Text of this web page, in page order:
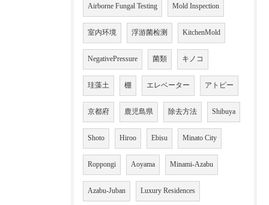
Airborne Fungal Testing Mold Inspection
室内环境 浮游菌检测 KitchenMold
NegativePressure 菌類 キノコ
珪藻土 棚 エレベーター アトピー
京都府 鹿児島県 除去方法 Shibuya
Shoto Hiroo Ebisu Minato City
Roppongi Aoyama Minami-Azabu
Azabu-Juban Luxury Residences